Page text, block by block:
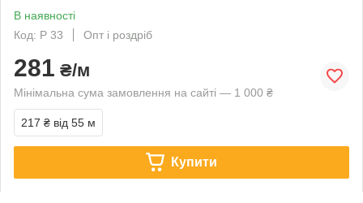
В наявності
Код: Р 33
Опт і роздріб
281 ₴/м
Мінімальна сума замовлення на сайті — 1 000 ₴
217 ₴ від 55 м
Купити